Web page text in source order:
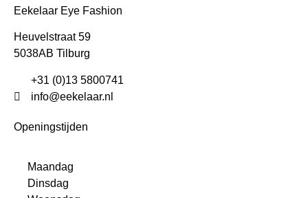
Eekelaar Eye Fashion
Heuvelstraat 59
5038AB Tilburg
+31 (0)13 5800741
info@eekelaar.nl
Openingstijden
Maandag
Dinsdag